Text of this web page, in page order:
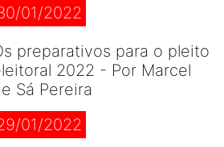
01/2022
preparativos para o pleito
2022 - Por Marcel
Sá Pereira
01/2022